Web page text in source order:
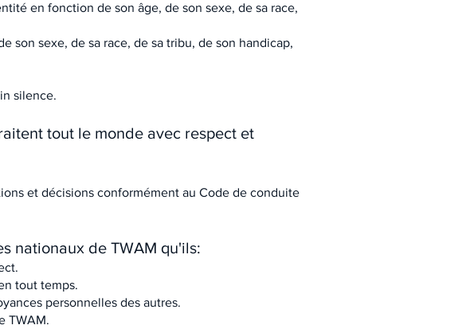
en fonction de son âge, de son sexe, de sa race,
son sexe, de sa race, de sa tribu, de son handicap,
silence.
tout le monde avec respect et
et décisions conformément au Code de conduite
nationaux de TWAM qu'ils:
tout temps.
personnelles des autres.
TWAM.